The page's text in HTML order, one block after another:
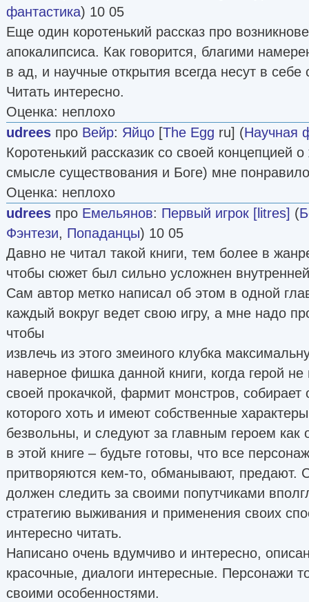
фантастика) 10 05
Еще один коротенький рассказ про
апокалипсиса. Как говорится, благими
в ад, и научные открытия всегда несут в
Читать интересно.
Оценка: неплохо
udrees про Вейр: Яйцо [The Egg ru] (Научная
Коротенький рассказик со своей концепцией
смысле существования и Боге) мне
Оценка: неплохо
udrees про Емельянов: Первый игрок [litres] (
Фэнтези, Попаданцы) 10 05
Давно не читал такой книги, тем более в
чтобы сюжет был сильно усложнен
Сам автор метко написал об этом в одной
каждый вокруг ведет свою игру, а мне надо
чтобы
извлечь из этого змеиного клубка
наверное фишка данной книги, когда герой не
своей прокачкой, фармит монстров, собирает
которого хоть и имеют собственные
безвольны, и следуют за главным героем как
в этой книге – будьте готовы, что все
притворяются кем-то, обманывают, предают.
должен следить за своими попутчиками
стратегию выживания и применения своих
интересно читать.
Написано очень вдумчиво и интересно,
красочные, диалоги интересные. Персонажи
своими особенностями.